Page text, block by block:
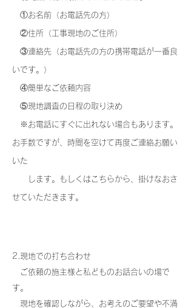
①お名前（お電話先の方）
②住所（工事現地のご住所）
③連絡先（お電話先の方の携帯電話が一番良
いです。）
④簡単なご依頼内容
⑤現地調査の日程の取り決め
​ ※お電話にすぐに出れない場合もあります。
お手数ですが、時間を空けて再度ご連絡お願い
いた
します。もしくはこちらから、掛けなおさ
せていただきます。
2.現地での打ち合わせ
ご依頼の施主様と私どものお話合いの場で
す。
現地を確認しながら、お考えのご要望や不満